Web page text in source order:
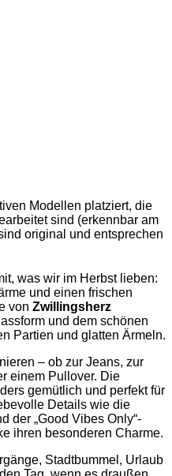
Modellen platziert, die
sind (erkennbar am
original und entsprechen
was wir im Herbst lieben:
und einen frischen
von Zwillingsherz
und dem schönen
Partien und glatten Ärmeln.
– ob zur Jeans, zur
einem Pullover. Die
gemütlich und perfekt für
Details wie die
der „Good Vibes Only“-
ihren besonderen Charme.
Stadtbummel, Urlaub